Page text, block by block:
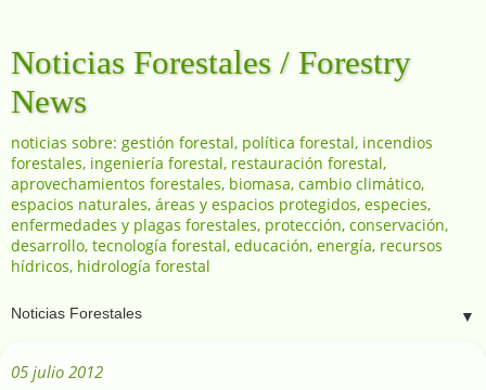
Noticias Forestales / Forestry
News
noticias sobre: gestión forestal, política forestal, incendios
forestales, ingeniería forestal, restauración forestal,
aprovechamientos forestales, biomasa, cambio climático,
espacios naturales, áreas y espacios protegidos, especies,
enfermedades y plagas forestales, protección, conservación,
desarrollo, tecnología forestal, educación, energía, recursos
hídricos, hidrología forestal
▼
05 julio 2012